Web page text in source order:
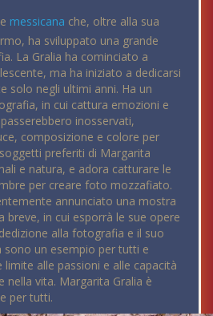
messicana che, oltre alla sua
ha sviluppato una grande
La Gralia ha cominciato a
ma ha iniziato a dedicarsi
solo negli ultimi anni. Ha un
in cui cattura emozioni e
inosservati,
composizione e colore per
preferiti di Margarita
e natura, e adora catturare le
per creare foto mozzafiato.
annunciato una mostra
breve, in cui esporrà le sue opere
alla fotografia e il suo
sono un esempio per tutti e
alle passioni e alle capacità
nella vita. Margarita Gralia è
per tutti.